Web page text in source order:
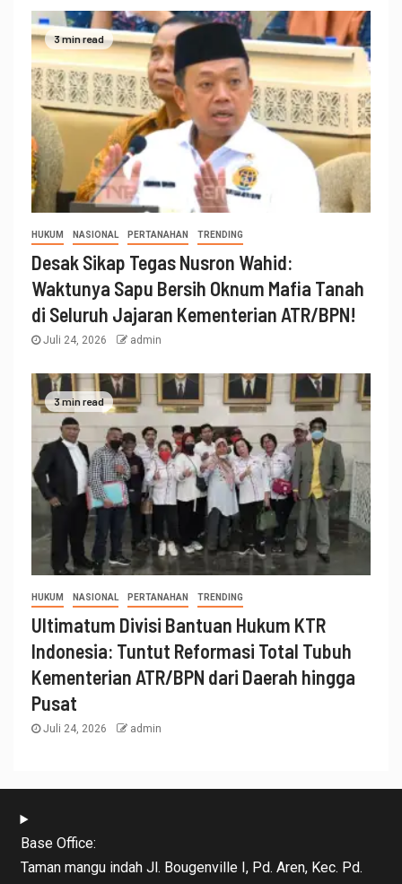
3 min read
HUKUM NASIONAL PERTANAHAN TRENDING
Desak Sikap Tegas Nusron Wahid:
Waktunya Sapu Bersih Oknum Mafia Tanah
di Seluruh Jajaran Kementerian ATR/BPN!
Juli 24, 2026 admin
3 min read
HUKUM NASIONAL PERTANAHAN TRENDING
Ultimatum Divisi Bantuan Hukum KTR
Indonesia: Tuntut Reformasi Total Tubuh
Kementerian ATR/BPN dari Daerah hingga
Pusat
Juli 24, 2026 admin
Base Office:
Taman mangu indah Jl. Bougenville I, Pd. Aren, Kec. Pd.